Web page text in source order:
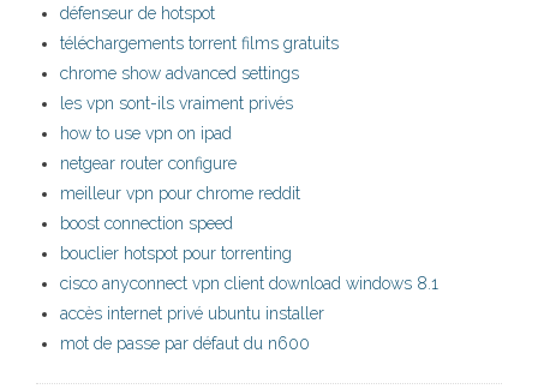
défenseur de hotspot
téléchargements torrent films gratuits
chrome show advanced settings
les vpn sont-ils vraiment privés
how to use vpn on ipad
netgear router configure
meilleur vpn pour chrome reddit
boost connection speed
bouclier hotspot pour torrenting
cisco anyconnect vpn client download windows 8.1
accès internet privé ubuntu installer
mot de passe par défaut du n600